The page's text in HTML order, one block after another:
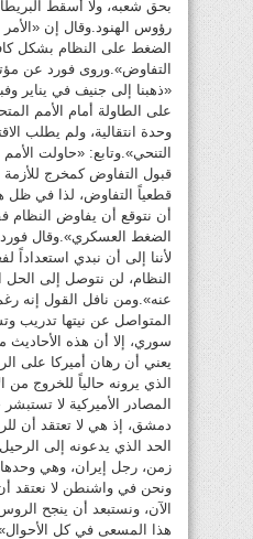
بحق شعبه، ولا أسقط
رؤوس الهنود.وقال إن «الأمر
الضغط على النظام بشكل
التفاوض».وروى فورد عن
«ذهبنا إلى جنيف في يناير
على الطاولة أمام الأمم
وحدة انتقالية، ولم يطلب
التنحي».وتابع: «حاولت
قبول التفاوض كمخرج
قطعياً التفاوض، لذا في ظل
أن نتوقع أن يفاوض النظام
الضغط العسكري».وقال
لأننا إلى أن نبدي
النظام، لن نتوصل إلى
عنه».ومن نافل القول إنه
المتواصل عن نيتها تدريب
سوري، إلا أن هذه الأحاديث
يعني أن رهان أميركا على
الذي يرونه حالياً للخروج
المصادر الأميركية لا
دمشق، إذ هي لا تعتقد أن
الحد الذي يدعونه إلى
زمن، رجل إيران، وهي وحدها
ونحن في واشنطن لا نعتقد
الآن، ونستبعد أن ينجح
هذا المسعى في كل